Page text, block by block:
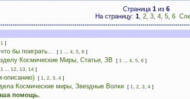
Страница 1из 6
На страницу: 1, 2, 3, 4, 5, 6
]
бы поиграть... [ 1 4, 5, 6]
Космические Миры, Статьи, ЗВ [ 1 4, 5, 6]
1 12 13 14]
описанию) [ 1 2 3 4]
Космические миры, Звездные Волки [ 1 2 3 4]
помощь.